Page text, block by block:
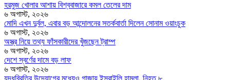
হরমুজ খোলার আশায় বিশ্ববাজারে কমল তেলের দাম
৬ অগাস্ট, ২০২৬
মোদি এখন দুর্বল, এবার বড় আন্দোলনের সতর্কবার্তা দিলেন সোনাম ওয়াংচুক
৬ অগাস্ট, ২০২৬
অস্ত্র নিয়ে তথ্য ফাঁসকারীদের খুঁজছেন ট্রাম্প
৬ অগাস্ট, ২০২৬
দেশে স্বর্ণের দামে বড় লাফ
৬ অগাস্ট, ২০২৬
যুদ্ধবিরতির উদ্যোগের মধ্যেও গাজায় ইসরাইলি হামলা, নিহত ৮